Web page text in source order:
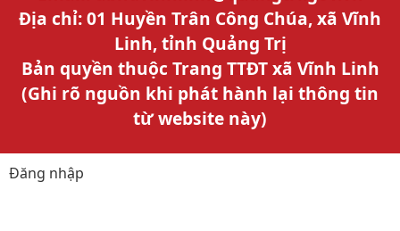
Địa chỉ: 01 Huyền Trân Công Chúa, xã Vĩnh
Linh, tỉnh Quảng Trị
Bản quyền thuộc Trang TTĐT xã Vĩnh Linh
(Ghi rõ nguồn khi phát hành lại thông tin
từ website này)
Đăng nhập